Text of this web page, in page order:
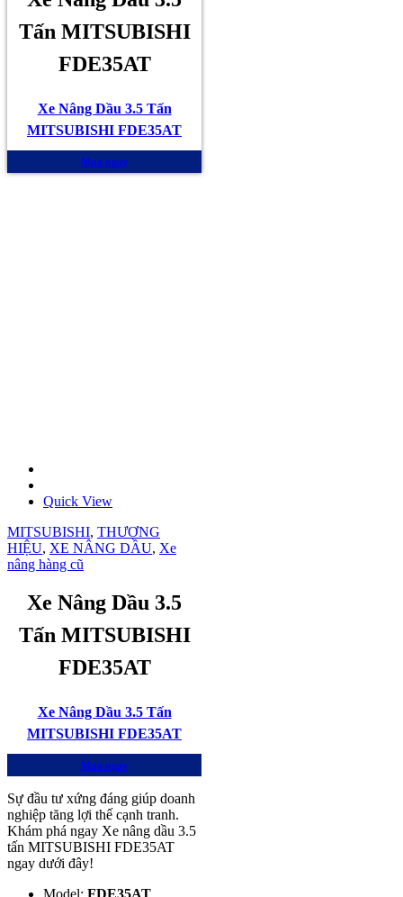
Tấn MITSUBISHI
FDE35AT
Xe Nâng Dầu 3.5 Tấn
MITSUBISHI FDE35AT
Mua ngay
Quick View
MITSUBISHI, THƯƠNG
HIỆU, XE NÂNG DẦU, Xe
nâng hàng cũ
Xe Nâng Dầu 3.5
Tấn MITSUBISHI
FDE35AT
Xe Nâng Dầu 3.5 Tấn
MITSUBISHI FDE35AT
Mua ngay
Sự đầu tư xứng đáng giúp doanh
nghiệp tăng lợi thế cạnh tranh.
Khám phá ngay Xe nâng dầu 3.5
tấn MITSUBISHI FDE35AT
ngay dưới đây!
Model: FDE35AT